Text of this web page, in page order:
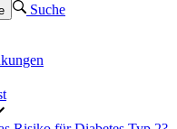
Suche